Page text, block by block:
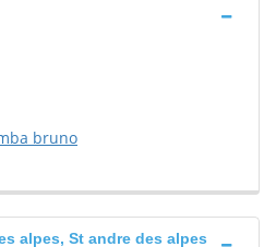
bruno
alpes, St andre des alpes